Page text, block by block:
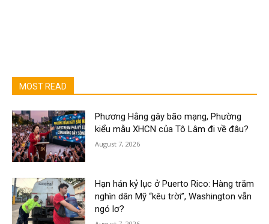
MOST READ
Phương Hằng gây bão mạng, Phường
kiểu mẫu XHCN của Tô Lâm đi về đâu?
August 7, 2026
Hạn hán kỷ lục ở Puerto Rico: Hàng trăm
nghìn dân Mỹ “kêu trời”, Washington vẫn
ngó lơ?